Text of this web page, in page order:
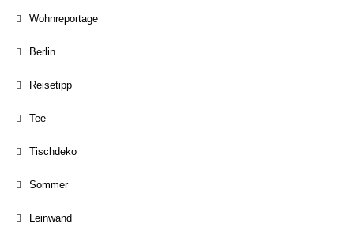
Wohnreportage
Berlin
Reisetipp
Tee
Tischdeko
Sommer
Leinwand